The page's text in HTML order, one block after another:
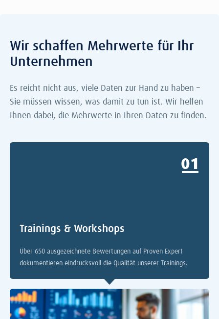
Wir schaffen Mehrwerte für Ihr
Unternehmen
Es reicht nicht aus, viele Daten zur Hand zu haben –
Sie müssen wissen, was damit zu tun ist. Wir helfen
Ihnen dabei, die Mehrwerte in Ihren Daten zu finden.
0
Trainings & Workshops
Über 650 ausgezeichnete Bewertungen auf Proven Expert
dokumentieren eindrucksvoll die Qualität unserer Trainings.